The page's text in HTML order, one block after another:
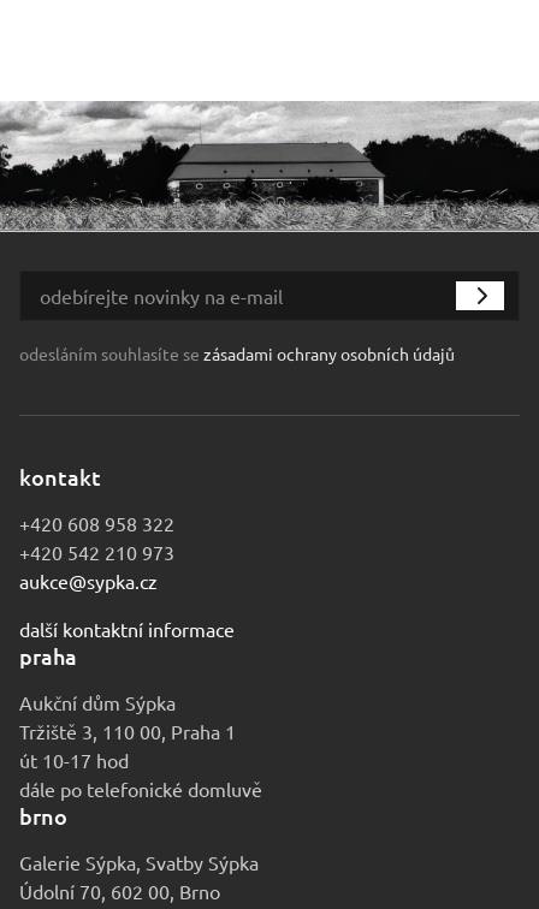
odesláním souhlasíte se zásadami ochrany osobních údajů
kontakt
+420 608 958 322
+420 542 210 973
aukce@sypka.cz
další kontaktní informace
praha
Aukční dům Sýpka
Tržiště 3, 110 00, Praha 1
út 10-17 hod
dále po telefonické domluvě
brno
Galerie Sýpka, Svatby Sýpka
Údolní 70, 602 00, Brno